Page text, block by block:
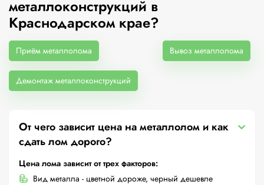
металлоконструкций в
Краснодарском крае?
Приём металлолома Вывоз металлолома
Демонтаж металлоконструкций
От чего зависит цена на металлолом и как
сдать лом дорого?
Цена лома зависит от трех факторов:
Вид металла - цветной дороже, черный дешевле